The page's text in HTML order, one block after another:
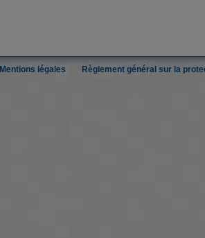
Mentions légales Règlement général sur la